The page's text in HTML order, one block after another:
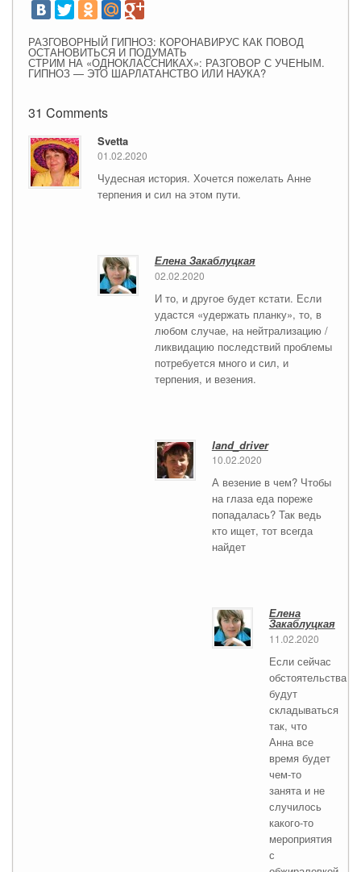
РАЗГОВОРНЫЙ ГИПНОЗ: КОРОНАВИРУС КАК ПОВОД
ОСТАНОВИТЬСЯ И ПОДУМАТЬ
СТРИМ НА «ОДНОКЛАССНИКАХ»: РАЗГОВОР С УЧЕНЫМ.
ГИПНОЗ — ЭТО ШАРЛАТАНСТВО ИЛИ НАУКА?
31 Comments
Svetta
01.02.2020
Чудесная история. Хочется пожелать Анне
терпения и сил на этом пути.
Елена Закаблуцкая
02.02.2020
И то, и другое будет кстати. Если
удастся «удержать планку», то, в
любом случае, на нейтрализацию /
ликвидацию последствий проблемы
потребуется много и сил, и
терпения, и везения.
land_driver
10.02.2020
А везение в чем? Чтобы
на глаза еда пореже
попадалась? Так ведь
кто ищет, тот всегда
найдет
Елена
Закаблуцкая
11.02.2020
Если сейчас
обстоятельства
будут
складываться
так, что
Анна все
время будет
чем-то
занята и не
случилось
какого-то
мероприятия
с